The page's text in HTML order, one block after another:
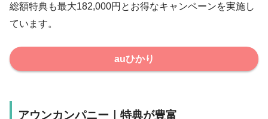
総額特典も最大182,000円 とお得なキャンペーンを実施し
ています。
auひかり
アウンカンパニー｜特典が豊富